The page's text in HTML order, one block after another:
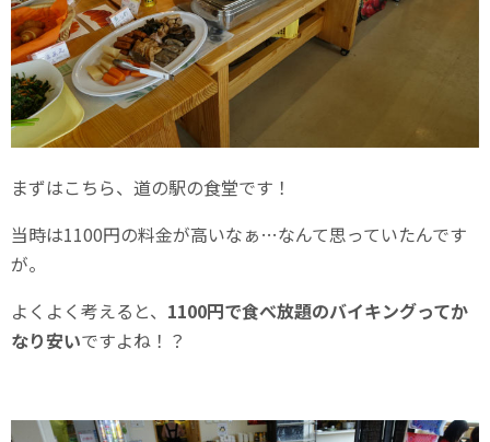
まずはこちら、道の駅の食堂です！
当時は1100円の料金が高いなぁ…なんて思っていたんです
が。
よくよく考えると、 1100円で食べ放題のバイキングってか
なり安いですよね！？